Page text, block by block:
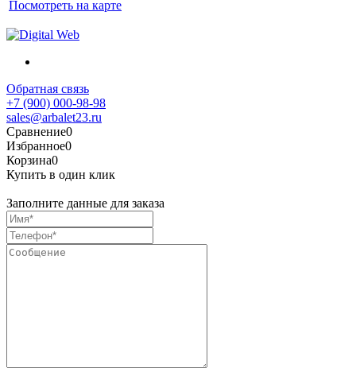
Посмотреть на карте
Обратная связь
+7 (900) 000-98-98
sales@arbalet23.ru
Сравнение0
Избранное0
Корзина0
Купить в один клик
Заполните данные для заказа